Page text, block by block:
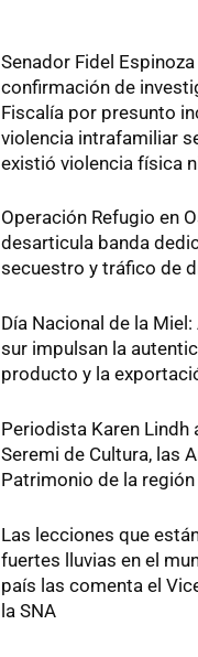
Senador Fidel
confirmación de
Fiscalía por presunto
violencia intrafamiliar
existió violencia física
Operación Refugio en
desarticula banda
secuestro y tráfico de
Día Nacional de la
sur impulsan la
producto y la
Periodista Karen Lindh
Seremi de Cultura, las
Patrimonio de la
Las lecciones que
fuertes lluvias en el
país las comenta el
la SNA